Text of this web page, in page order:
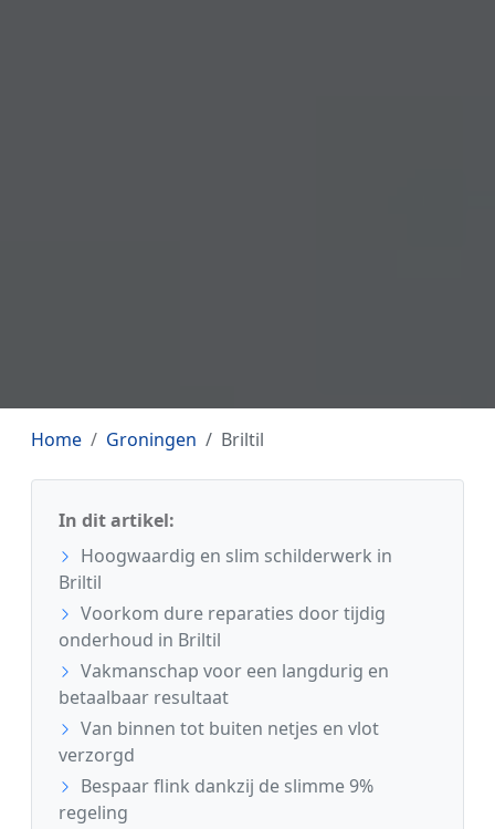
Home Groningen Briltil
In dit artikel:
Hoogwaardig en slim schilderwerk in
Briltil
Voorkom dure reparaties door tijdig
onderhoud in Briltil
Vakmanschap voor een langdurig en
betaalbaar resultaat
Van binnen tot buiten netjes en vlot
verzorgd
Bespaar flink dankzij de slimme 9%
regeling